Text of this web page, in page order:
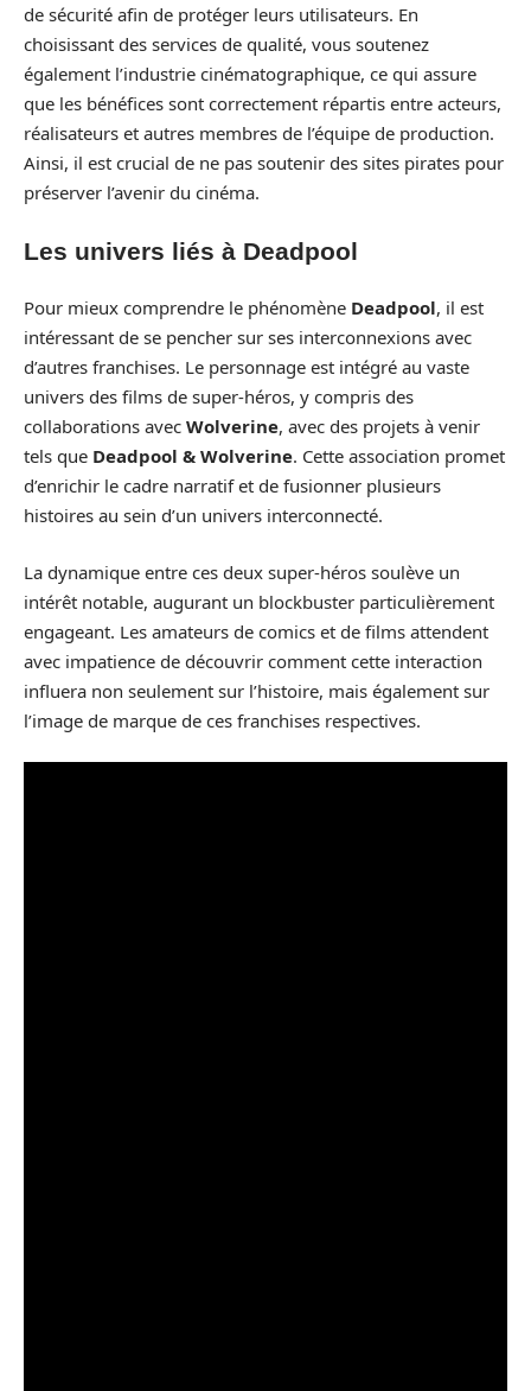
de sécurité afin de protéger leurs utilisateurs. En
choisissant des services de qualité, vous soutenez
également l’industrie cinématographique, ce qui assure
que les bénéfices sont correctement répartis entre acteurs,
réalisateurs et autres membres de l’équipe de production.
Ainsi, il est crucial de ne pas soutenir des sites pirates pour
préserver l’avenir du cinéma.
Les univers liés à Deadpool
Pour mieux comprendre le phénomène Deadpool, il est
intéressant de se pencher sur ses interconnexions avec
d’autres franchises. Le personnage est intégré au vaste
univers des films de super-héros, y compris des
collaborations avec Wolverine, avec des projets à venir
tels que Deadpool & Wolverine. Cette association promet
d’enrichir le cadre narratif et de fusionner plusieurs
histoires au sein d’un univers interconnecté.
La dynamique entre ces deux super-héros soulève un
intérêt notable, augurant un blockbuster particulièrement
engageant. Les amateurs de comics et de films attendent
avec impatience de découvrir comment cette interaction
influera non seulement sur l’histoire, mais également sur
l’image de marque de ces franchises respectives.